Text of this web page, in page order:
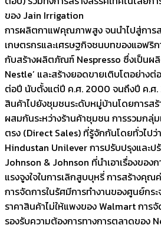
ของ Jain Irrigation
การผลิตกาแฟคุณภาพสูง จนนำไปสู่การ
เกษตรกรและเศรษฐกิจชนบทของแอฟริ
กับสร้างผลิตภัณฑ์ Nespresso ซึ่งเป็นผ
Nestle’ และสร้างยอดขายเติบโตอย่างต่
ต่อปี นับตั้งแต่ปี ค.ศ. 2000 จนถึงปี ค.ศ.
สินค้าไปยังชุมชนระดับหมู่บ้านโดยการส
ผสมกันระหว่างร้านค้าชุมชน การรวมกลุ่
ตรง (Direct Sales) ที่รู้จักกันโดยทั่วไป
Hindustan Unilever การปรับปรุงและป
Johnson & Johnson ที่นำเอาเรื่องของ
แรงจูงใจในการเลิกสูบบุหรี่ การสร้างคุ
การจัดการในรัศมีการทำงานของศูนย์กร
ราคาสินค้าไม่ให้แพงของ Walmart การ
รองรับความต้องการทางการตลาดของ